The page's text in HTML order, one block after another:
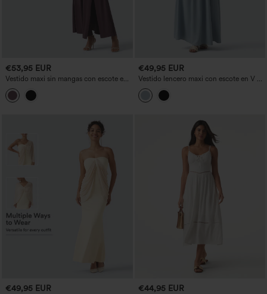
€53,95 EUR
Vestido maxi sin mangas con escote en
V y bolsillos
€49,95 EUR
Vestido lencero maxi con escote en V y
bolsillos
€49,95 EUR €44,95 EUR